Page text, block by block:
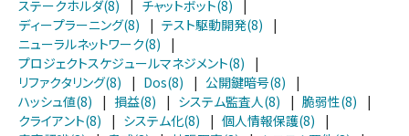
ステークホルダ(8)
| チャットボット(8)
|
ディープラーニング(8)
| テスト駆動開発(8)
|
ニューラルネットワーク(8)
|
プロジェクトスケジュールマネジメント(8)
|
リファクタリング(8)
| Dos(8) | 公開鍵暗号(8)
|
ハッシュ値(8)
| 損益(8) | システム監査人(8) | 脆弱性(8)
|
クライアント(8)
| システム化(8) | 個人情報保護(8)
|